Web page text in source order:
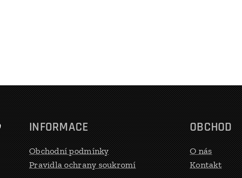
INFORMACE
Obchodní podmínky
Pravidla ochrany soukromí
OBCHOD
O nás
Kontakt